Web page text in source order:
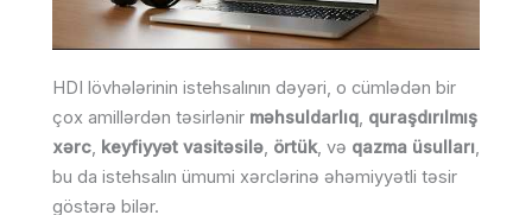
HDI lövhələrinin istehsalının dəyəri, o cümlədən bir
çox amillərdən təsirlənir məhsuldarlıq, quraşdırılmış
xərc, keyfiyyət vasitəsilə, örtük, və qazma üsulları,
bu da istehsalın ümumi xərclərinə əhəmiyyətli təsir
göstərə bilər.